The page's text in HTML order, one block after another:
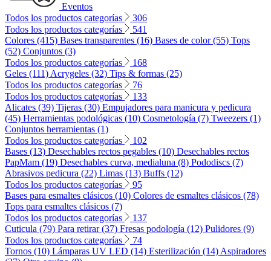
Eventos
Todos los productos categorías
306
Todos los productos categorías
541
Colores (415) Bases transparentes (16) Bases de color (55) Tops
(52) Conjuntos (3)
Todos los productos categorías
168
Geles (111) Acrygeles (32) Tips & formas (25)
Todos los productos categorías
76
Todos los productos categorías
133
Alicates (39) Tijeras (30) Empujadores para manicura y pedicura
(45) Herramientas podológicas (10) Cosmetología (7) Tweezers (1)
Conjuntos herramientas (1)
Todos los productos categorías
102
Bases (13) Desechables rectos pegables (10) Desechables rectos
PapMam (19) Desechables curva, medialuna (8) Pododiscs (7)
Abrasivos pedicura (22) Limas (13) Buffs (12)
Todos los productos categorías
95
Bases para esmaltes clásicos (10) Colores de esmaltes clásicos (78)
Tops para esmaltes clásicos (7)
Todos los productos categorías
137
Cuticula (79) Para retirar (37) Fresas podología (12) Pulidores (9)
Todos los productos categorías
74
Tornos (10) Lámparas UV LED (14) Esterilización (14) Aspiradores